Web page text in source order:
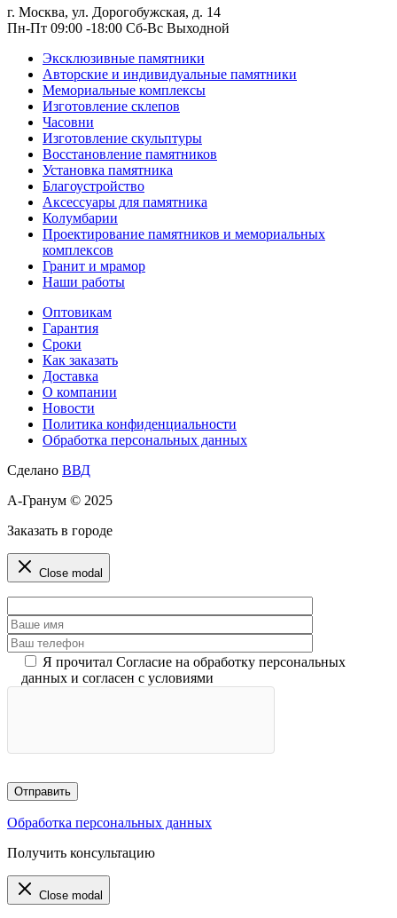
г. Москва, ул. Дорогобужская, д. 14
Пн-Пт 09:00 -18:00 Сб-Вс Выходной
Эксклюзивные памятники
Авторские и индивидуальные памятники
Мемориальные комплексы
Изготовление склепов
Часовни
Изготовление скульптуры
Восстановление памятников
Установка памятника
Благоустройство
Аксессуары для памятника
Колумбарии
Проектирование памятников и мемориальных
комплексов
Гранит и мрамор
Наши работы
Оптовикам
Гарантия
Сроки
Как заказать
Доставка
О компании
Новости
Политика конфиденциальности
Обработка персональных данных
Сделано ВВД
А-Гранум © 2025
Заказать в городе
Close modal
Я прочитал Согласие на обработку персональных
данных и согласен с условиями
Обработка персональных данных
Получить консультацию
Close modal